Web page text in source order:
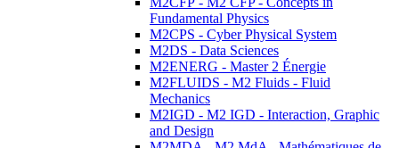
Fundamental Physics
M2CPS - Cyber Physical System
M2DS - Data Sciences
M2ENERG - Master 2 Énergie
M2FLUIDS - M2 Fluids - Fluid
Mechanics
M2IGD - M2 IGD - Interaction, Graphic
and Design